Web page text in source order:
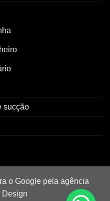
sucção
o Google pela agência
Design